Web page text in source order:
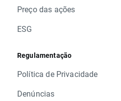
Preço das ações
ESG
Regulamentação
Política de Privacidade
Denúncias